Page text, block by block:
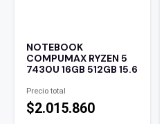
NOTEBOOK
COMPUMAX RYZEN 5
7430U 16GB 512GB 15.6
Precio total
$2.015.860